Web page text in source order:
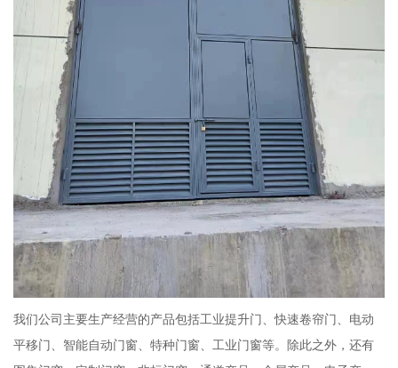
我们公司主要生产经营的产品包括工业提升门、快速卷帘门、电动
平移门、智能自动门窗、特种门窗、工业门窗等。除此之外，还有